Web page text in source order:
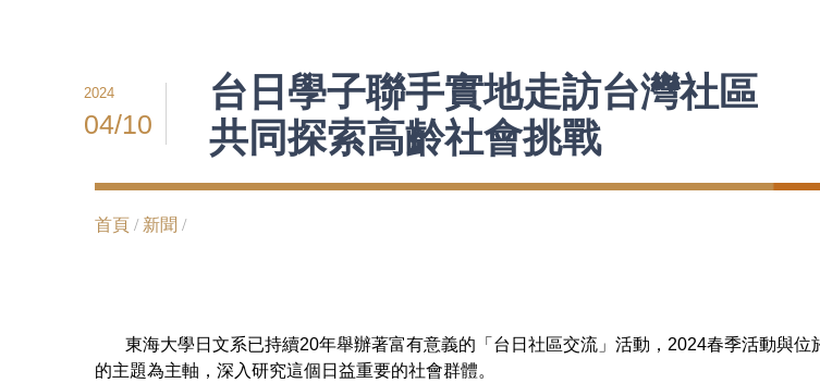
2024
04/10
台日學子聯手實地走訪台灣社區
共同探索高齡社會挑戰
首頁 / 新聞 /
東海大學日文系已持續20年舉辦著富有意義的「台日社區交流」活動，2024春季活動與位
的主題為主軸，深入研究這個日益重要的社會群體。